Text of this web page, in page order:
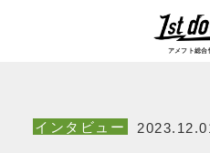
アメフト総合
インタビュー